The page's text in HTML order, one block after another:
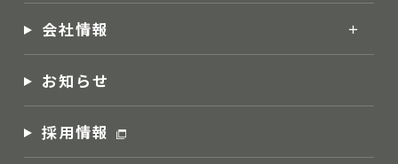
会社情報
お知らせ
採用情報